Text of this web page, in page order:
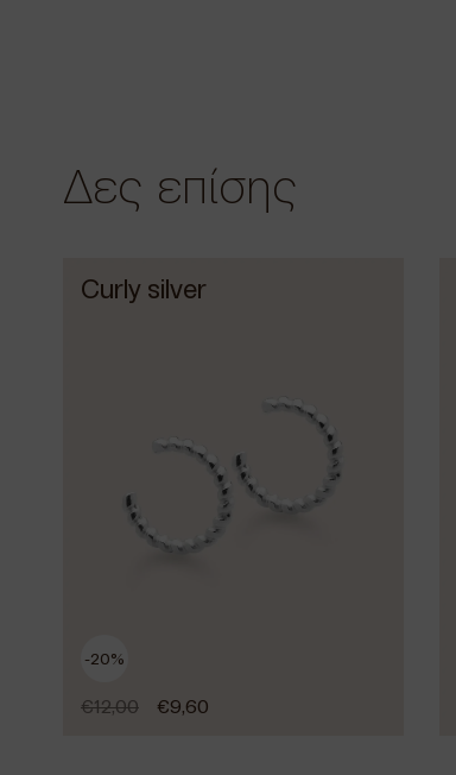
Δες επίσης
-20%
Curly silver
€12,00 €9,60